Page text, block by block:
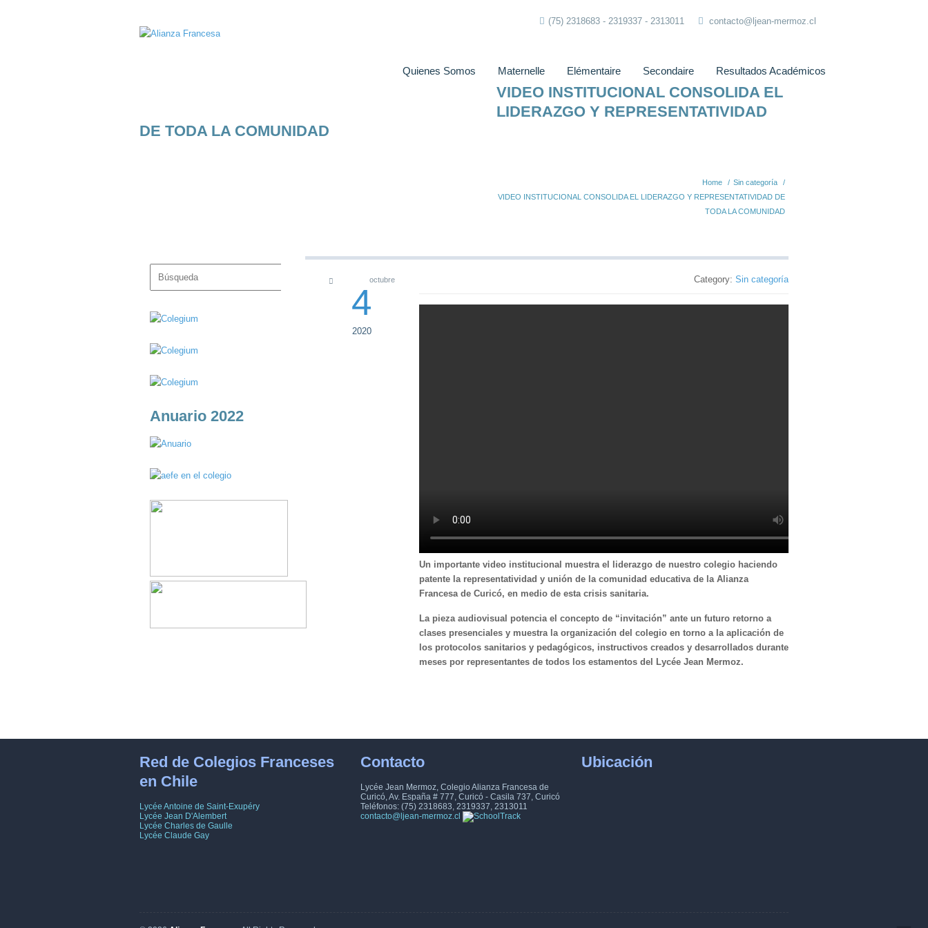
(75) 2318683 - 2319337 - 2313011 contacto@ljean-mermoz.cl
Quienes Somos Maternelle Elémentaire Secondaire Resultados Académicos
VIDEO INSTITUCIONAL CONSOLIDA EL
LIDERAZGO Y REPRESENTATIVIDAD
DE TODA LA COMUNIDAD
Home / Sin categoría
/
VIDEO INSTITUCIONAL CONSOLIDA EL LIDERAZGO Y REPRESENTATIVIDAD DE
TODA LA COMUNIDAD
4
octubre
2020
Category: Sin categoría
Un importante video institucional muestra el liderazgo de nuestro colegio haciendo
patente la representatividad y unión de la comunidad educativa de la Alianza
Francesa de Curicó, en medio de esta crisis sanitaria.
La pieza audiovisual potencia el concepto de “invitación” ante un futuro retorno a
clases presenciales y muestra la organización del colegio en torno a la aplicación de
los protocolos sanitarios y pedagógicos, instructivos creados y desarrollados durante
meses por representantes de todos los estamentos del Lycée Jean Mermoz.
Anuario 2022
Red de Colegios Franceses
en Chile
Lycée Antoine de Saint-Exupéry
Lycée Jean D'Alembert
Lycée Charles de Gaulle
Lycée Claude Gay
Contacto
Lycée Jean Mermoz, Colegio Alianza Francesa de
Curicó, Av. España # 777, Curicó - Casila 737, Curicó
Teléfonos: (75) 2318683, 2319337, 2313011
contacto@ljean-mermoz.cl
Ubicación